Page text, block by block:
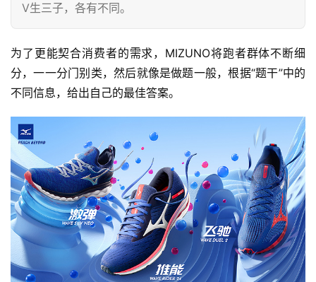
V生三子，各有不同。
为了更能契合消费者的需求，MIZUNO将跑者群体不断细
分，一一分门别类，然后就像是做题一般，根据“题干”中的
不同信息，给出自己的最佳答案。